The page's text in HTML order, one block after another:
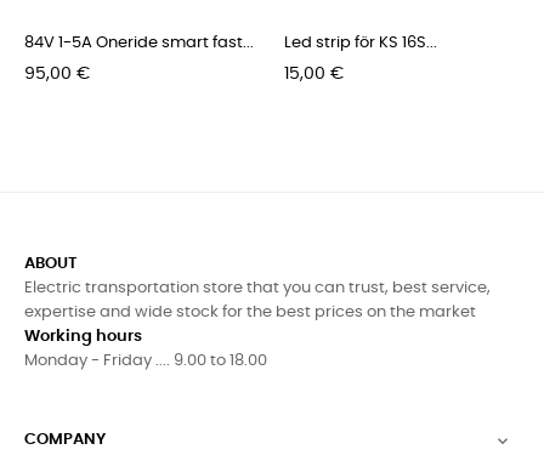
84V 1-5A Oneride smart fast...
Pris
95,00 €
Led strip för KS 16S...
Pris
15,00 €
ABOUT
Electric transportation store that you can trust, best service,
expertise and wide stock for the best prices on the market
Working hours
Monday - Friday .... 9.00 to 18.00
COMPANY 